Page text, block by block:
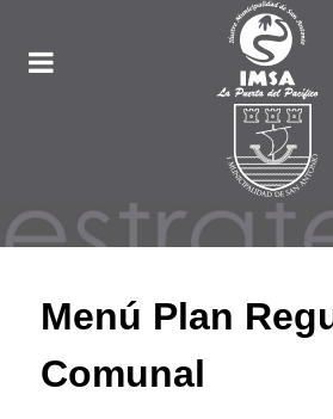
Menú Plan
Comunal